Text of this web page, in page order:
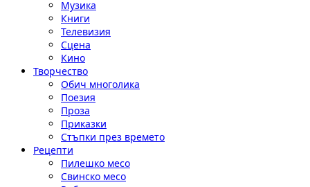
Музика
Книги
Телевизия
Сцена
Кино
Творчество
Обич многолика
Поезия
Проза
Приказки
Стъпки през времето
Рецепти
Пилешко месо
Свинско месо